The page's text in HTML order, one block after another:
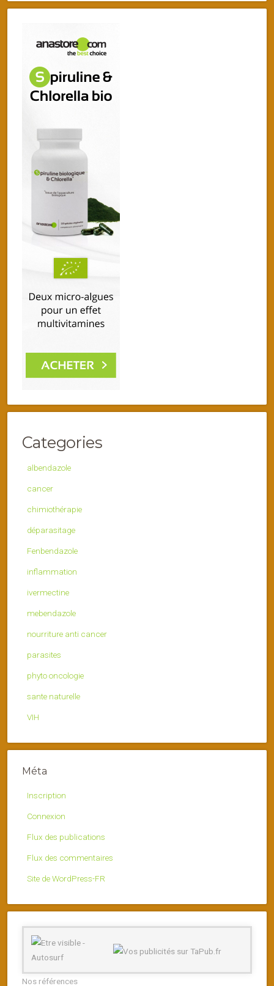
Categories
albendazole
cancer
chimiothérapie
déparasitage
Fenbendazole
inflammation
ivermectine
mebendazole
nourriture anti cancer
parasites
phyto oncologie
sante naturelle
VIH
Méta
Inscription
Connexion
Flux des publications
Flux des commentaires
Site de WordPress-FR
Nos références